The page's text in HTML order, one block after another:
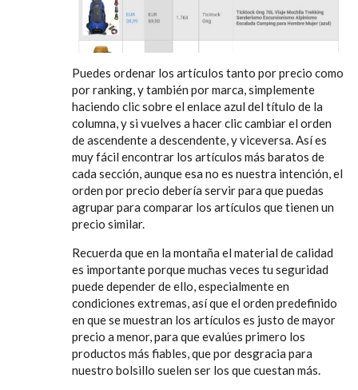
Puedes ordenar los artículos tanto por precio como
por ranking, y también por marca, simplemente
haciendo clic sobre el enlace azul del título de la
columna, y si vuelves a hacer clic cambiar el orden
de ascendente a descendente, y viceversa. Así es
muy fácil encontrar los artículos más baratos de
cada sección, aunque esa no es nuestra intención, el
orden por precio debería servir para que puedas
agrupar para comparar los artículos que tienen un
precio similar.
Recuerda que en la montaña el material de calidad
es importante porque muchas veces tu seguridad
puede depender de ello, especialmente en
condiciones extremas, así que el orden predefinido
en que se muestran los artículos es justo de mayor
precio a menor, para que evalúes primero los
productos más fiables, que por desgracia para
nuestro bolsillo suelen ser los que cuestan más.